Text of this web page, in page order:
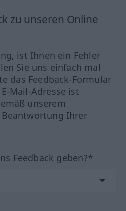
zu unseren Online
ist Ihnen ein Fehler
Sie uns einfach mal
das Feedback-Formular
Mail-Adresse ist
unserem
Ihrer
Feedback geben?*